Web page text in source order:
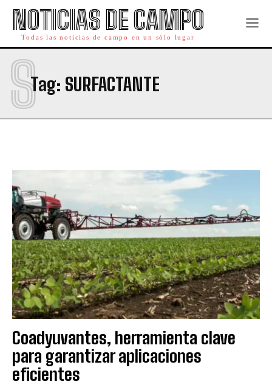
NOTICIAS DE CAMPO
Todas las noticias de campo en un sólo lugar
Tag: SURFACTANTE
S
Coadyuvantes, herramienta clave
para garantizar aplicaciones
eficientes